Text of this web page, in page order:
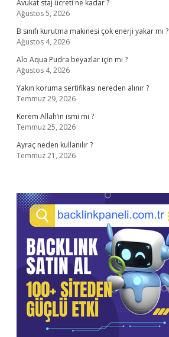
Avukat staj ücreti ne kadar ?
Ağustos 5, 2026
B sınıfı kurutma makinesi çok enerji yakar mı ?
Ağustos 4, 2026
Alo Aqua Pudra beyazlar için mi ?
Ağustos 4, 2026
Yakın koruma sertifikası nereden alınır ?
Temmuz 29, 2026
Kerem Allah’ın ismi mi ?
Temmuz 25, 2026
Ayraç neden kullanılır ?
Temmuz 21, 2026